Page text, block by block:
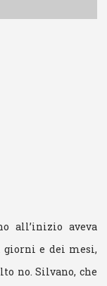
all’inizio aveva
giorni e dei mesi,
no. Silvano, che